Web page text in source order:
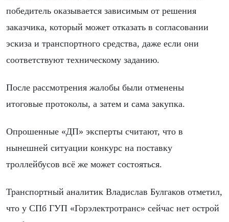
победитель оказывается зависимым от решения
заказчика, который может отказать в согласовании
эскиза и транспортного средства, даже если они
соответствуют техническому заданию.
После рассмотрения жалобы были отменены
итоговые протоколы, а затем и сама закупка.
Опрошенные «ДП» эксперты считают, что в
нынешней ситуации конкурс на поставку
троллейбусов всё же может состояться.
Транспортный аналитик Владислав Булгаков отметил,
что у СПб ГУП «Горэлектротранс» сейчас нет острой